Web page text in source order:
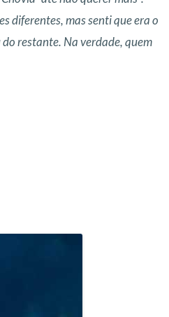
diferentes, mas senti que era o
restante. Na verdade, quem